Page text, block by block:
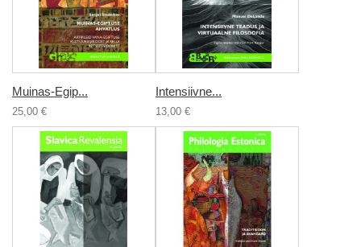
Muinas-Egip...
25,00 €
Intensiivne...
13,00 €